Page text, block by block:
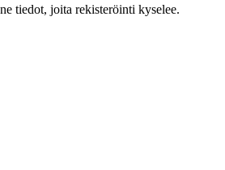
tiedot, joita rekisteröinti kyselee.